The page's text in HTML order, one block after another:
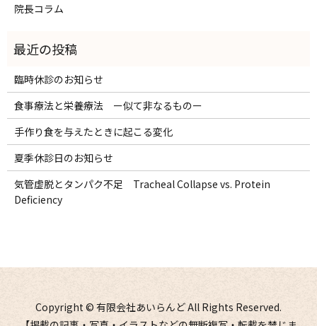
院長コラム
臨時休診のお知らせ
食事療法と栄養療法 ー似て非なるものー
手作り食を与えたときに起こる変化
夏季休診日のお知らせ
気管虚脱とタンパク不足 Tracheal Collapse vs. Protein
Deficiency
Copyright © 有限会社あいらんど All Rights Reserved.